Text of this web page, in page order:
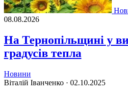
08.08.2026
На Тернопільщині у
градусів тепла
Новини
Віталій Іванченко · 02.10.2025